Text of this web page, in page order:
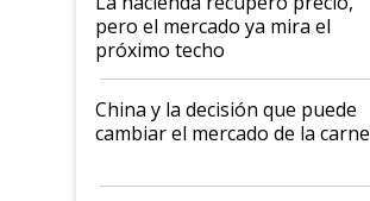
pero el mercado ya mira el
próximo techo
China y la decisión que puede
cambiar el mercado de la carne